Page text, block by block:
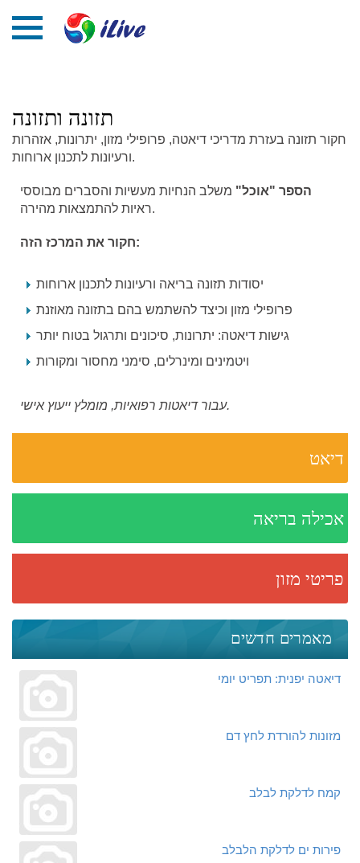
תזונה ותזונה
חקור תזונה בעזרת מדריכי דיאטה, פרופילי מזון, יתרונות, אזהרות
ורעיונות לתכנון ארוחות.
הספר "אוכל" משלב הנחיות מעשיות והסברים מבוססי
ראיות להתמצאות מהירה.
חקור את המרכז הזה:
יסודות תזונה בריאה ורעיונות לתכנון ארוחות
פרופילי מזון וכיצד להשתמש בהם בתזונה מאוזנת
גישות דיאטה: יתרונות, סיכונים ותרגול בטוח יותר
ויטמינים ומינרלים, סימני מחסור ומקורות
עבור דיאטות רפואיות, מומלץ ייעוץ אישי.
דיאט
אכילה בריאה
פריטי מזון
מאמרים חדשים
דיאטה יפנית: תפריט יומי
מזונות להורדת לחץ דם
קמח לדלקת לבלב
פירות ים לדלקת הלבלב